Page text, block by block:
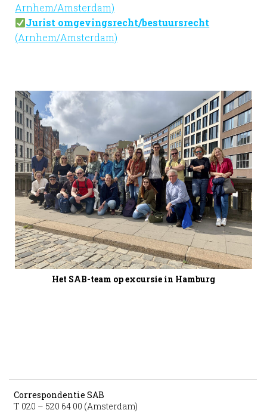
Arnhem/Amsterdam)
Jurist omgevingsrecht/bestuursrecht
(Arnhem/Amsterdam)
Het SAB-team op excursie in Hamburg
Correspondentie SAB
T 020 – 520 64 00 (Amsterdam)